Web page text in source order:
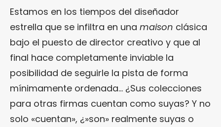
Estamos en los tiempos del diseñador
estrella que se infiltra en una maison clásica
bajo el puesto de director creativo y que al
final hace completamente inviable la
posibilidad de seguirle la pista de forma
mínimamente ordenada… ¿Sus colecciones
para otras firmas cuentan como suyas? Y no
solo «cuentan», ¿»son» realmente suyas o